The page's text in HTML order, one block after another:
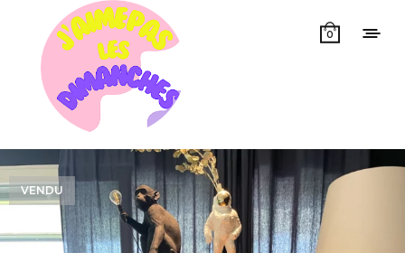
0
VENDU